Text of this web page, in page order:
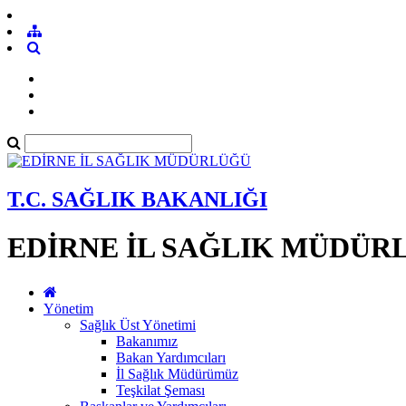
T.C. SAĞLIK BAKANLIĞI
EDİRNE İL SAĞLIK
Yönetim
Sağlık Üst Yönetimi
Bakanımız
Bakan Yardımcıları
İl Sağlık Müdürümüz
Teşkilat Şeması